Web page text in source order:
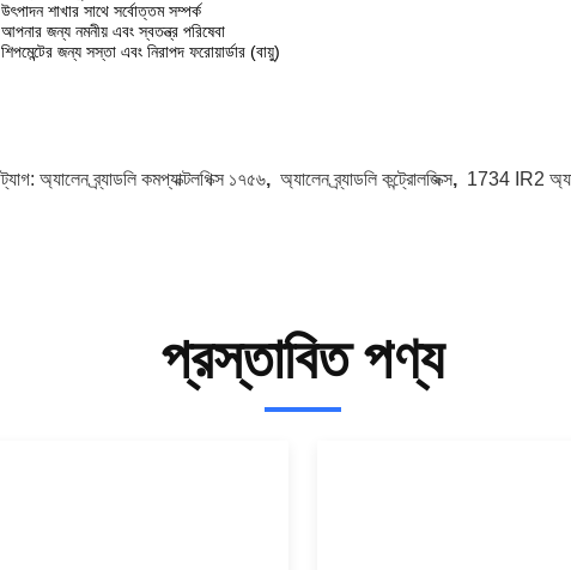
উৎপাদন শাখার সাথে সর্বোত্তম সম্পর্ক
আপনার জন্য নমনীয় এবং স্বতন্ত্র পরিষেবা
শিপমেন্টের জন্য সস্তা এবং নিরাপদ ফরোয়ার্ডার (বায়ু)
ট্যাগ: অ্যালেন ব্র্যাডলি কমপ্যাক্টলগিক্স ১৭৫৬, অ্যালেন ব্র্যাডলি কন্ট্রোলজিক্স, 1734 IR2
প্রস্তাবিত পণ্য